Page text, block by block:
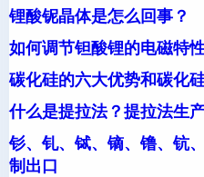
锂酸铌晶体是怎么回事？
如何调节钽酸锂的电磁特
碳化硅的六大优势和碳化
什么是提拉法？提拉法生
钐、钆、铽、镝、镥、钪
制出口